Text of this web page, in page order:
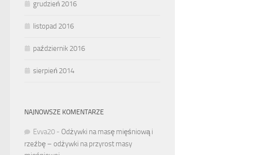
grudzień 2016
listopad 2016
październik 2016
sierpień 2014
NAJNOWSZE KOMENTARZE
Evva20 - Odżywki na masę mięśniową i
rzeźbę – odżywki na przyrost masy